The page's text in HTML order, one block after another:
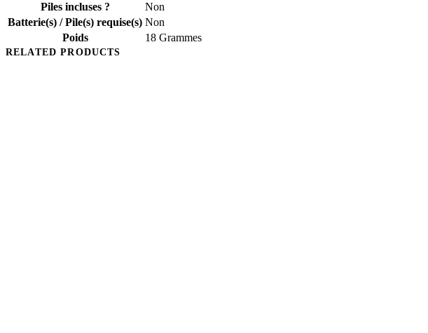
Piles incluses ?
‎Non
Batterie(s) / Pile(s) requise(s) ‎Non
Poids
‎18 Grammes
RELATED PRODUCTS